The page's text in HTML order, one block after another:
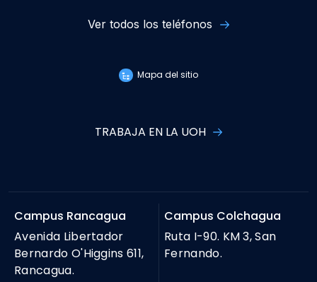
Ver todos los teléfonos
Mapa del sitio
TRABAJA EN LA UOH
Campus Rancagua
Avenida Libertador
Bernardo O'Higgins 611,
Rancagua.
Campus Colchagua
Ruta I-90. KM 3, San
Fernando.